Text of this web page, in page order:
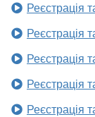
Реєстрація
Реєстрація
Реєстрація
Реєстрація
Реєстрація